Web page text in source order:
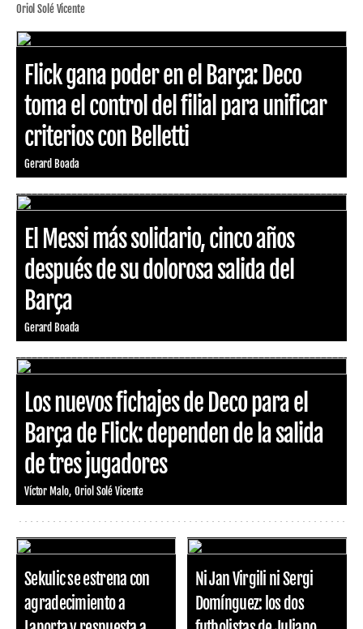
Oriol Solé Vicente
Flick gana poder en el Barça: Deco
toma el control del filial para unificar
criterios con Belletti
Gerard Boada
El Messi más solidario, cinco años
después de su dolorosa salida del
Barça
Gerard Boada
Los nuevos fichajes de Deco para el
Barça de Flick: dependen de la salida
de tres jugadores
Víctor Malo Oriol Solé Vicente
Sekulic se estrena con
agradecimiento a
Ni Jan Virgili ni Sergi
Domínguez: los dos